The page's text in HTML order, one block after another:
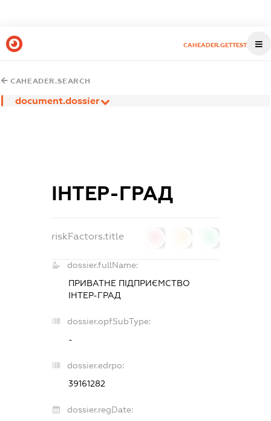
CAHEADER.GETTEST
CAHEADER.SEARCH
document.dossier
ІНТЕР-ГРАД
riskFactors.title
dossier.fullName:
ПРИВАТНЕ ПІДПРИЄМСТВО
ІНТЕР-ГРАД
dossier.opfSubType:
-
dossier.edrpo:
39161282
dossier.regDate: